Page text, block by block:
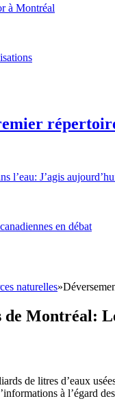
à Montréal
l’eau: J’agis
en débat
naturelles»
de Montréal:
de litres d’eaux
à l’égard